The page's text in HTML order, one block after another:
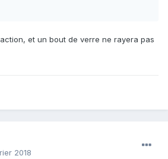
et un bout de verre ne rayera pas
2018